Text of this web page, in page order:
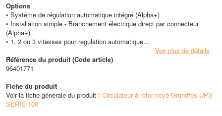
Options
• Système de régulation automatique intégré (Alpha+)
• Installation simple - Branchement électrique direct par connecteur
(Alpha+)
• 1, 2 ou 3 vitesses pour regulation automatique
Caractéristiques techniques
• Pression de service max : 10 bars
• Hauteur max (HMT) : 12 m
• Débit max : 12,5 m3/h
Voir plus de détails
Référence du produit (Code article)
96401771
Fiche du produit
Voir la fiche générale du produit : Circulateur à rotor noyé Grundfos UPS
SERIE 100